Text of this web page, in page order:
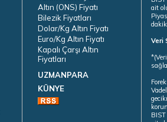
Altın (ONS) Fiyatı
Bilezik Fiyatları
Dolar/Kg Altın Fiyatı
Euro/Kg Altın Fiyatı
Kapalı Çarşı Altın
Fiyatları
UZMANPARA
KÜNYE
ait
Veri